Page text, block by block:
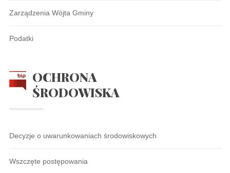
Zarządzenia Wójta Gminy
Podatki
OCHRONA
ŚRODOWISKA
Decyzje o uwarunkowaniach środowiskowych
Wszczęte postępowania